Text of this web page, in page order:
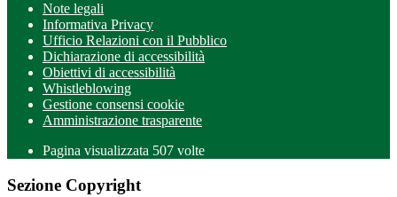
Note legali
Informativa Privacy
Ufficio Relazioni con il Pubblico
Dichiarazione di accessibilità
Obiettivi di accessibilità
Whistleblowing
Gestione consensi cookie
Amministrazione trasparente
Pagina visualizzata 507 volte
Sezione Copyright